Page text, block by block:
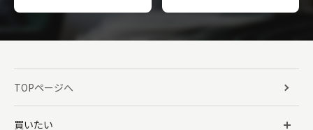
TOPページへ
買いたい